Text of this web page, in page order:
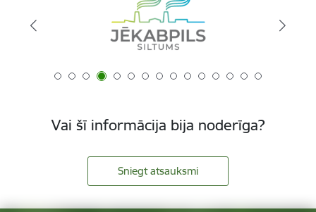
Vai šī informācija bija noderīga?
Sniegt atsauksmi